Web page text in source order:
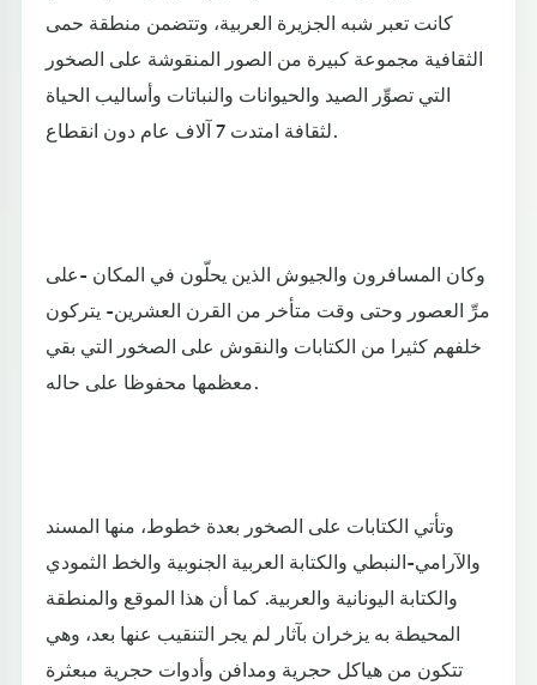
كانت تعبر شبه الجزيرة العربية، وتتضمن منطقة حمى
الثقافية مجموعة كبيرة من الصور المنقوشة على الصخور
التي تصوِّر الصيد والحيوانات والنباتات وأساليب الحياة
لثقافة امتدت 7 آلاف عام دون انقطاع.
وكان المسافرون والجيوش الذين يحلّون في المكان -على
مرِّ العصور وحتى وقت متأخر من القرن العشرين- يتركون
خلفهم كثيرا من الكتابات والنقوش على الصخور التي بقي
معظمها محفوظا على حاله.
وتأتي الكتابات على الصخور بعدة خطوط، منها المسند
والآرامي-النبطي والكتابة العربية الجنوبية والخط الثمودي
والكتابة اليونانية والعربية. كما أن هذا الموقع والمنطقة
المحيطة به يزخران بآثار لم يجر التنقيب عنها بعد، وهي
تتكون من هياكل حجرية ومدافن وأدوات حجرية مبعثرة